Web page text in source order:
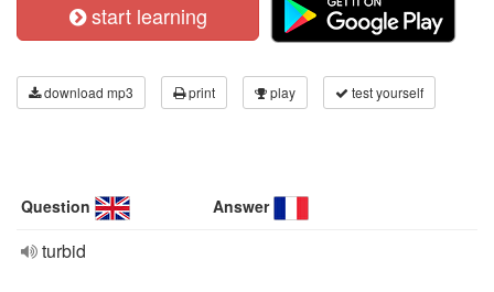
start learning
download mp3 print play test yourself
Question Answer
turbid